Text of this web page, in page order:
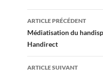
Navigation
des
articles
ARTICLE PRÉCÉDENT
Médiatisation du
Handirect
ARTICLE SUIVANT